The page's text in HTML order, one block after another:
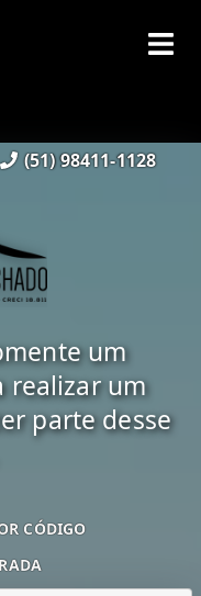
(51) 98411-1128
um
realizar um
parte desse
CÓDIGO